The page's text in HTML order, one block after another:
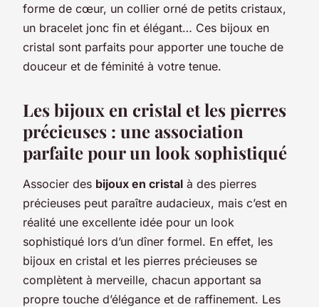
forme de cœur, un collier orné de petits cristaux,
un bracelet jonc fin et élégant… Ces bijoux en
cristal sont parfaits pour apporter une touche de
douceur et de féminité à votre tenue.
Les bijoux en cristal et les pierres
précieuses : une association
parfaite pour un look sophistiqué
Associer des bijoux en cristal à des pierres
précieuses peut paraître audacieux, mais c’est en
réalité une excellente idée pour un look
sophistiqué lors d’un dîner formel. En effet, les
bijoux en cristal et les pierres précieuses se
complètent à merveille, chacun apportant sa
propre touche d’élégance et de raffinement. Les